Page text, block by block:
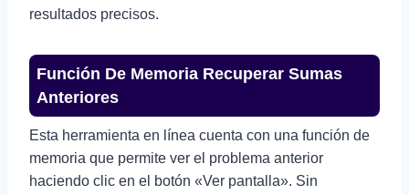
resultados precisos.
Función De Memoria Recuperar Sumas
Anteriores
Esta herramienta en línea cuenta con una función de
memoria que permite ver el problema anterior
haciendo clic en el botón «Ver pantalla». Sin